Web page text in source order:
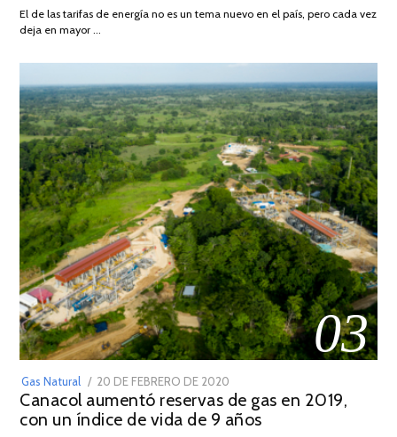
DE
El de las tarifas de energía no es un tema nuevo en el país, pero cada vez
deja en mayor …
03
Gas Natural
POSTED
ON
20 DE FEBRERO DE 2020
DE
JULIO
Canacol aumentó reservas de gas en 2019,
con un índice de vida de 9 años